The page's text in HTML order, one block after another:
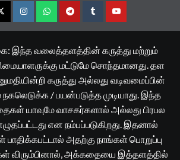
TwitterInstagramWhatsappTelegramTumblrYouTube
இந்த வலைத்தளத்தின் கருத்து மற்றும்
மட்டுமே சொந்தமானது. தள
கருத்து அல்லது வடிவமைப்பின்
நகலெடுக்க / பயன்படுத்த முடியாது. இந்த
யாவுமே வாசகர்களால் அல்லது பிரபல
என நம்பப்படுகிறது. இதனால்
பாதிக்கபட்டால் அதற்கு நாங்கள் பொறுப்பு
விரும்பினால், அக்கதையை இத்தளத்தில்